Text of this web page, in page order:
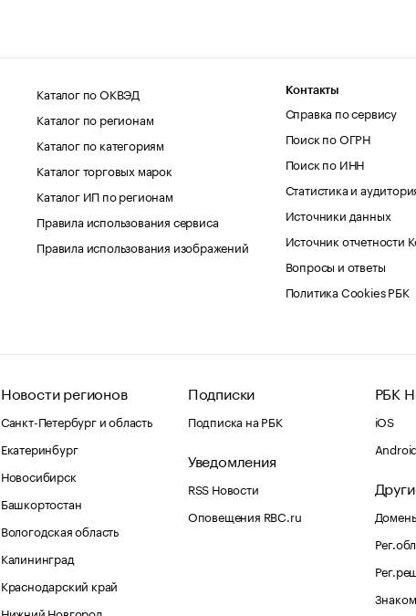
Каталог по ОКВЭД
Каталог по регионам
Каталог по категориям
Каталог торговых марок
Каталог ИП по регионам
Правила использования сервиса
Правила использования изображений
Контакты
Справка по сервису
Поиск по ОГРН
Поиск по ИНН
Статистика и
Источники данных
Источник отчетности
Вопросы и ответы
Политика Cookies РБК
Новости регионов
Санкт-Петербург и область
Екатеринбург
Новосибирск
Башкортостан
Вологодская область
Калининград
Краснодарский край
Нижний Новгород
Подписки
Подписка на РБК
Уведомления
RSS Новости
Оповещения RBC.ru
РБК
iOS